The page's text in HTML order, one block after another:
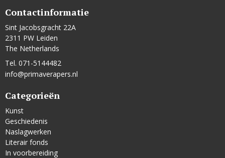
Contactinformatie
Sint Jacobsgracht 22A
2311 PW Leiden
The Netherlands
Tel. 071-5144482
info@primaverapers.nl
Categorieën
Kunst
Geschiedenis
Naslagwerken
Literair fonds
In voorbereiding